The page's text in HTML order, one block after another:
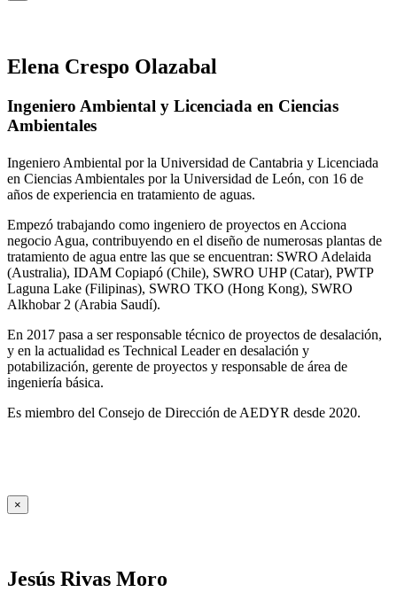
Elena Crespo Olazabal
Ingeniero Ambiental y Licenciada en Ciencias
Ambientales
Ingeniero Ambiental por la Universidad de Cantabria y Licenciada
en Ciencias Ambientales por la Universidad de León, con 16 de
años de experiencia en tratamiento de aguas.
Empezó trabajando como ingeniero de proyectos en Acciona
negocio Agua, contribuyendo en el diseño de numerosas plantas de
tratamiento de agua entre las que se encuentran: SWRO Adelaida
(Australia), IDAM Copiapó (Chile), SWRO UHP (Catar), PWTP
Laguna Lake (Filipinas), SWRO TKO (Hong Kong), SWRO
Alkhobar 2 (Arabia Saudí).
En 2017 pasa a ser responsable técnico de proyectos de desalación,
y en la actualidad es Technical Leader en desalación y
potabilización, gerente de proyectos y responsable de área de
ingeniería básica.
Es miembro del Consejo de Dirección de AEDYR desde 2020.
×
Jesús Rivas Moro